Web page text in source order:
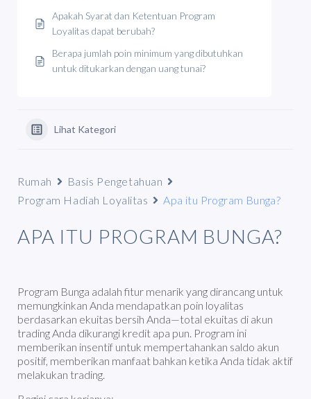
Apakah Syarat dan Ketentuan Program
Loyalitas dapat berubah?
Berapa jumlah poin minimum yang dibutuhkan
untuk ditukarkan dengan uang tunai?
Lihat Kategori
Rumah
Basis Pengetahuan
Program Hadiah Loyalitas
Apa itu Program Bunga?
APA ITU PROGRAM BUNGA?
Program Bunga adalah fitur menarik yang dirancang untuk
memungkinkan Anda mendapatkan poin loyalitas
berdasarkan ekuitas bersih Anda—total ekuitas di akun
trading Anda dikurangi kredit apa pun. Program ini
memberikan insentif untuk mempertahankan saldo akun
positif, memberikan manfaat bahkan ketika Anda tidak aktif
melakukan trading.